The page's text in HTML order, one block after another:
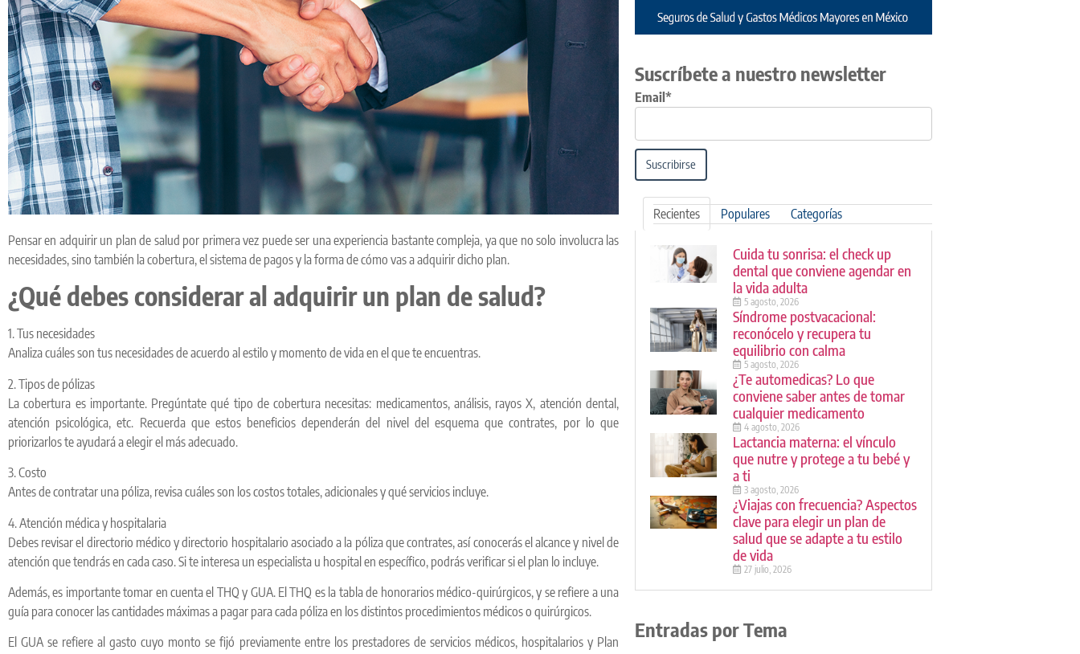
Pensar en adquirir un plan de salud por primera vez puede ser una experiencia bastante compleja, ya que no solo involucra las
necesidades, sino también la cobertura, el sistema de pagos y la forma de cómo vas a adquirir dicho plan.
¿Qué debes considerar al adquirir un plan de salud?
1. Tus necesidades
Analiza cuáles son tus necesidades de acuerdo al estilo y momento de vida en el que te encuentras.
2. Tipos de pólizas
La cobertura es importante. Pregúntate qué tipo de cobertura necesitas: medicamentos, análisis, rayos X, atención dental,
atención psicológica, etc. Recuerda que estos beneficios dependerán del nivel del esquema que contrates, por lo que
priorizarlos te ayudará a elegir el más adecuado.
3. Costo
Antes de contratar una póliza, revisa cuáles son los costos totales, adicionales y qué servicios incluye.
4. Atención médica y hospitalaria
Debes revisar el directorio médico y directorio hospitalario asociado a la póliza que contrates, así conocerás el alcance y nivel de
atención que tendrás en cada caso. Si te interesa un especialista u hospital en específico, podrás verificar si el plan lo incluye.
Además, es importante tomar en cuenta el THQ y GUA. El THQ es la tabla de honorarios médico-quirúrgicos, y se refiere a una
guía para conocer las cantidades máximas a pagar para cada póliza en los distintos procedimientos médicos o quirúrgicos.
El GUA se refiere al gasto cuyo monto se fijó previamente entre los prestadores de servicios médicos, hospitalarios y Plan
Suscríbete a nuestro newsletter
Email*
Suscribirse
Recientes Populares Categorías
Cuida tu sonrisa: el check up
dental que conviene agendar en
la vida adulta
5 agosto, 2026
Síndrome postvacacional:
reconócelo y recupera tu
equilibrio con calma
5 agosto, 2026
¿Te automedicas? Lo que
conviene saber antes de tomar
cualquier medicamento
4 agosto, 2026
Lactancia materna: el vínculo
que nutre y protege a tu bebé y
a ti
3 agosto, 2026
¿Viajas con frecuencia? Aspectos
clave para elegir un plan de
salud que se adapte a tu estilo
de vida
27 julio, 2026
Entradas por Tema